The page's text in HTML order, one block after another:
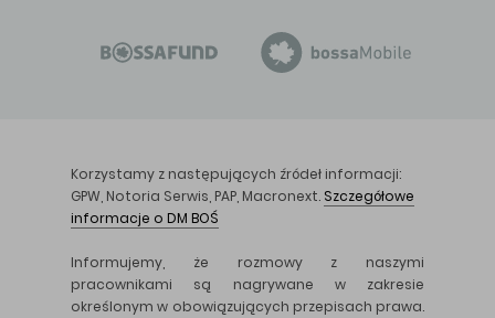
Korzystamy z następujących źródeł informacji:
GPW, Notoria Serwis, PAP, Macronext. Szczegółowe
informacje o DM BOŚ
Informujemy, że rozmowy z naszymi
pracownikami są nagrywane w zakresie
określonym w obowiązujących przepisach prawa.